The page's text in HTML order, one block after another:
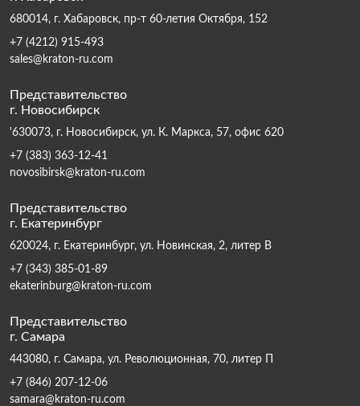
680014, г. Хабаровск, пр-т 60-летия Октября, 152
+7 (4212) 915-493
sales@kraton-ru.com
Представительство
г. Новосибирск
'630073, г. Новосибирск, ул. К. Маркса, 57, офис 620
+7 (383) 363-12-41
novosibirsk@kraton-ru.com
Представительство
г. Екатеринбург
620024, г. Екатеринбург, ул. Новинская, 2, литер В
+7 (343) 385-01-89
ekaterinburg@kraton-ru.com
Представительство
г. Самара
443080, г. Самара, ул. Революционная, 70, литер П
+7 (846) 207-12-06
samara@kraton-ru.com